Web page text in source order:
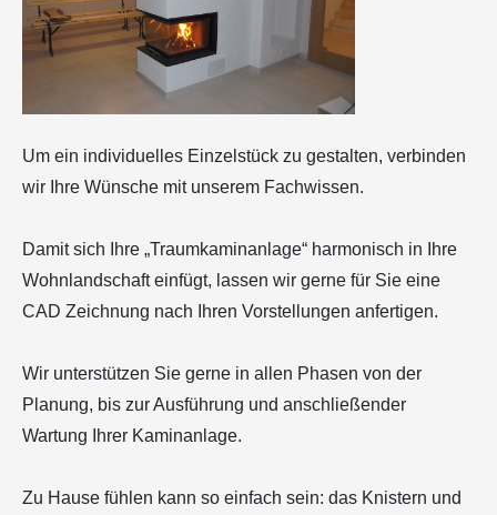
Um ein individuelles Einzelstück zu gestalten, verbinden
wir Ihre Wünsche mit unserem Fachwissen.
Damit sich Ihre „Traumkaminanlage“ harmonisch in Ihre
Wohnlandschaft einfügt, lassen wir gerne für Sie eine
CAD Zeichnung nach Ihren Vorstellungen anfertigen.
Wir unterstützen Sie gerne in allen Phasen von der
Planung, bis zur Ausführung und anschließender
Wartung Ihrer Kaminanlage.
Zu Hause fühlen kann so einfach sein: das Knistern und